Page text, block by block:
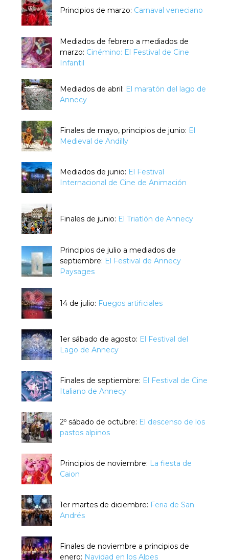
Principios de marzo: Carnaval veneciano
Mediados de febrero a mediados de
marzo: Cinémino: El Festival de Cine
Infantil
Mediados de abril: El maratón del lago de
Annecy
Finales de mayo, principios de junio: El
Medieval de Andilly
Mediados de junio: El Festival
Internacional de Cine de Animación
Finales de junio: El Triatlón de Annecy
Principios de julio a mediados de
septiembre: El Festival de Annecy
Paysages
14 de julio: Fuegos artificiales
1er sábado de agosto: El Festival del
Lago de Annecy
Finales de septiembre: El Festival de Cine
Italiano de Annecy
2º sábado de octubre: El descenso de los
pastos alpinos
Principios de noviembre: La fiesta de
Caion
1er martes de diciembre: Feria de San
Andrés
Finales de noviembre a principios de
enero: Navidad en los Alpes